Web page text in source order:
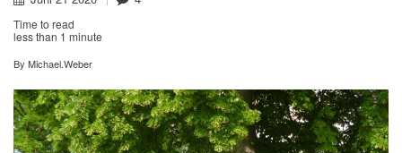
Time to read
less than 1 minute
By Michael.Weber